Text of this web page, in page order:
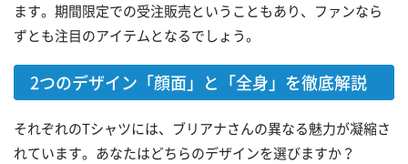
ます。期間限定での受注販売ということもあり、ファンなら
ずとも注目のアイテムとなるでしょう。
2つのデザイン「顔面」と「全身」を徹底解説
それぞれのTシャツには、ブリアナさんの異なる魅力が凝縮さ
れています。あなたはどちらのデザインを選びますか？